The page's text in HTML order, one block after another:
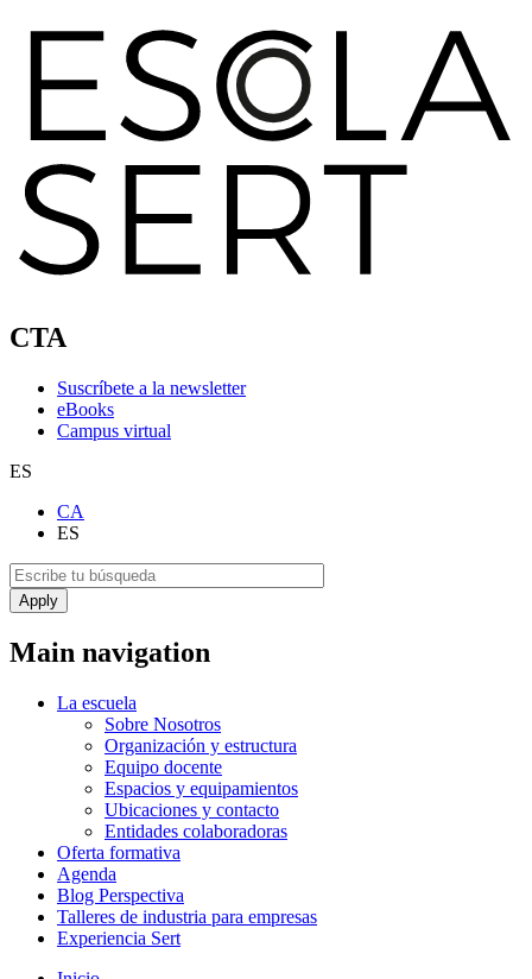
CTA
Suscríbete a la newsletter
eBooks
Campus virtual
ES
CA
ES
Main navigation
La escuela
Sobre Nosotros
Organización y estructura
Equipo docente
Espacios y equipamientos
Ubicaciones y contacto
Entidades colaboradoras
Oferta formativa
Agenda
Blog Perspectiva
Talleres de industria para empresas
Experiencia Sert